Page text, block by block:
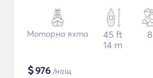
Моторна яхта
45 ft
14 m
8
$976 /нощ